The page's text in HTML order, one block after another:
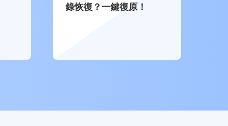
錄恢復？一鍵復原！